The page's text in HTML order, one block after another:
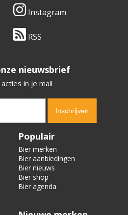
Instagram
RSS
nieuwsbrief
in je mail
Populair
Bier merken
Bier aanbiedingen
Bier nieuws
Bier shop
Bier agenda